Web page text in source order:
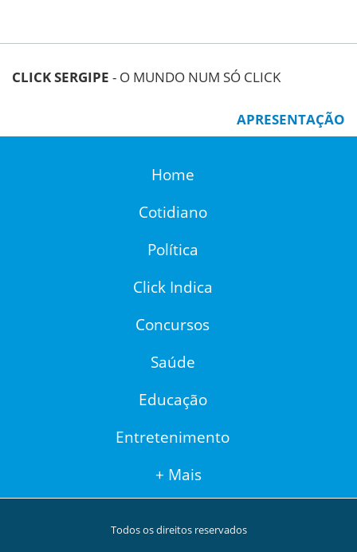
CLICK SERGIPE - O MUNDO NUM SÓ CLICK
APRESENTAÇÃO
Home
Cotidiano
Política
Click Indica
Concursos
Saúde
Educação
Entretenimento
+ Mais
Todos os direitos reservados